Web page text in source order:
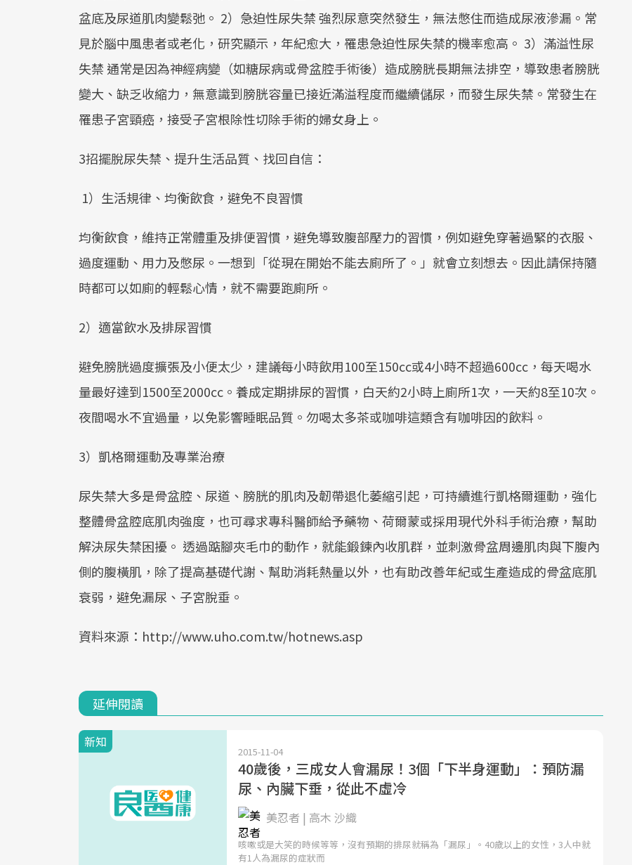
盆底及尿道肌肉變鬆弛。 2）急迫性尿失禁 強烈尿意突然發生，無法憋住而造成尿液滲漏。常
見於腦中風患者或老化，研究顯示，年紀愈大，罹患急迫性尿失禁的機率愈高。 3）滿溢性尿
失禁 通常是因為神經病變（如糖尿病或骨盆腔手術後）造成膀胱長期無法排空，導致患者膀胱
變大、缺乏收縮力，無意識到膀胱容量已接近滿溢程度而繼續儲尿，而發生尿失禁。常發生在
罹患子宮頸癌，接受子宮根除性切除手術的婦女身上。
3招擺脫尿失禁、提升生活品質、找回自信：
1）生活規律、均衡飲食，避免不良習慣
均衡飲食，維持正常體重及排便習慣，避免導致腹部壓力的習慣，例如避免穿著過緊的衣服、
過度運動、用力及憋尿。一想到「從現在開始不能去廁所了。」就會立刻想去。因此請保持隨
時都可以如廁的輕鬆心情，就不需要跑廁所。
2）適當飲水及排尿習慣
避免膀胱過度擴張及小便太少，建議每小時飲用100至150cc或4小時不超過600cc，每天喝水
量最好達到1500至2000cc。養成定期排尿的習慣，白天約2小時上廁所1次，一天約8至10次。
夜間喝水不宜過量，以免影響睡眠品質。勿喝太多茶或咖啡這類含有咖啡因的飲料。
3）凱格爾運動及專業治療
尿失禁大多是骨盆腔、尿道、膀胱的肌肉及韌帶退化萎縮引起，可持續進行凱格爾運動，強化
整體骨盆腔底肌肉強度，也可尋求專科醫師給予藥物、荷爾蒙或採用現代外科手術治療，幫助
解決尿失禁困擾。 透過踮腳夾毛巾的動作，就能鍛鍊內收肌群，並刺激骨盆周邊肌肉與下腹內
側的腹橫肌，除了提高基礎代謝、幫助消耗熱量以外，也有助改善年紀或生產造成的骨盆底肌
衰弱，避免漏尿、子宮脫垂。
資料來源：http://www.uho.com.tw/hotnews.asp
延伸閱讀
新知
2015-11-04
40歲後，三成女人會漏尿！3個「下半身運動」：預防漏
尿、內臟下垂，從此不虛冷
美忍者 | 高木 沙織
咳嗽或是大笑的時候等等，沒有預期的排尿就稱為「漏尿」。40歲以上的女性，3人中就
有1人為漏尿的症狀而